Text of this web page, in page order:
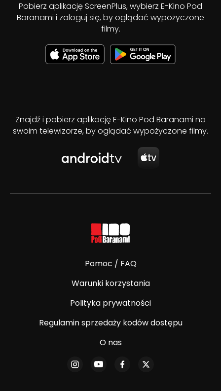
Pobierz aplikację ScreenPlus, wybierz E-Kino Pod
Baranami i zaloguj się, by oglądać wypożyczone
filmy.
Znajdź i pobierz aplikację E-Kino Pod Baranami na
swoim telewizorze, by oglądać wypożyczone filmy.
Pomoc / FAQ
Warunki korzystania
Polityka prywatności
Regulamin sprzedaży kodów dostępu
O nas